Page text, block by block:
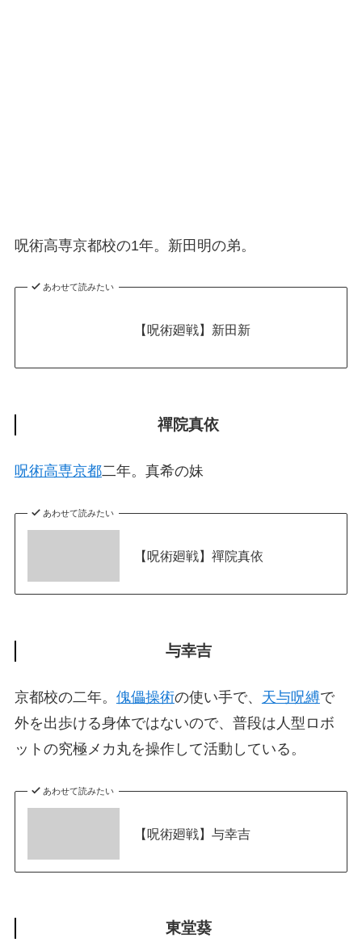
呪術高専京都校の1年。新田明の弟。
あわせて読みたい
【呪術廻戦】新田新
禪院真依
呪術高専京都二年。真希の妹
あわせて読みたい
【呪術廻戦】禪院真依
与幸吉
京都校の二年。 傀儡操術の使い手で、 天与呪縛で
外を出歩ける身体ではないので、普段は人型ロボ
ットの究極メカ丸を操作して活動している。
あわせて読みたい
【呪術廻戦】与幸吉
東堂葵